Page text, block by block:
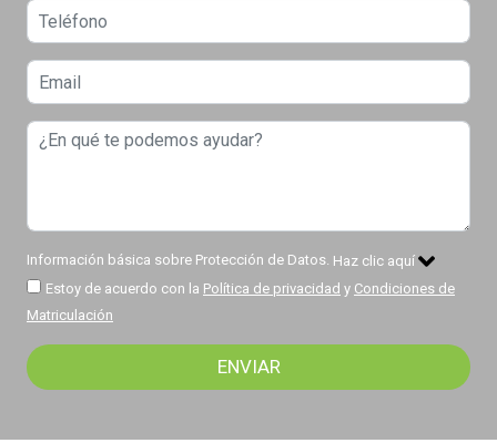
Información básica sobre Protección de Datos. Haz clic aquí
Estoy de acuerdo con la Política de privacidad y Condiciones de
Matriculación